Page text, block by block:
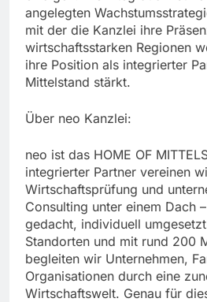
angelegten
mit der die Kanzlei ihre
wirtschaftsstarken Regionen
ihre Position als integrierter
Mittelstand stärkt.
Über neo Kanzlei:
neo ist das HOME OF
integrierter Partner vereinen
Wirtschaftsprüfung und
Consulting unter einem Dach
gedacht, individuell
Standorten und mit rund 200
begleiten wir Unternehmen,
Organisationen durch eine
Wirtschaftswelt. Genau für